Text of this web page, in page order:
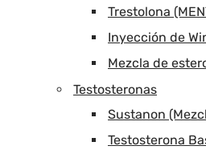
Trestolona
Inyección de
Mezcla de
Testosteronas
Sustanon
Testosterona